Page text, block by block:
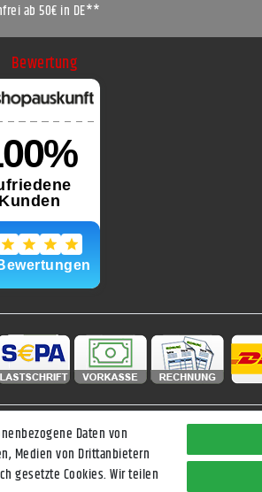
ab 50€ in DE**
Bewertung
Vertrag widerrufen
Daten von
Medien von Drittanbietern
gesetzte Cookies. Wir teilen